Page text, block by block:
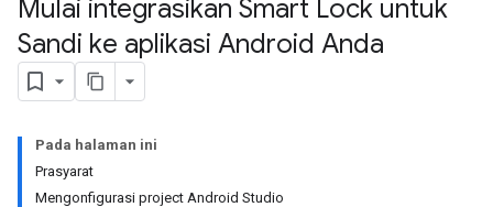
Mulai integrasikan Smart Lock untuk
Sandi ke aplikasi Android Anda
Pada halaman ini
Prasyarat
Mengonfigurasi project Android Studio